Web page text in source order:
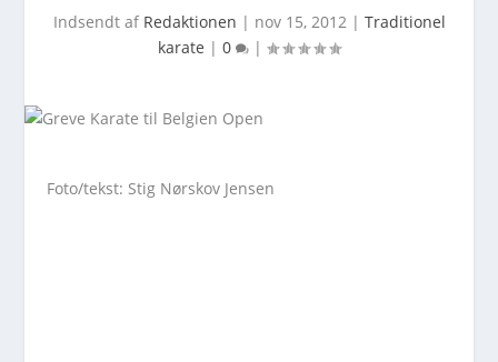
Indsendt af Redaktionen | nov 15, 2012| Traditionel
karate | 0 |
Foto/tekst: Stig Nørskov Jensen